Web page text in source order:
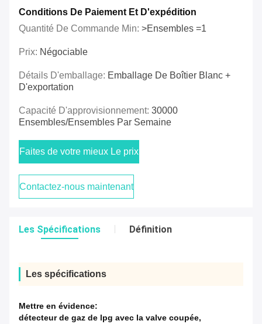
Conditions De Paiement Et D'expédition
Quantité De Commande Min: >Ensembles =1
Prix: Négociable
Détails D'emballage: Emballage De Boîtier Blanc +
D'exportation
Capacité D'approvisionnement: 30000
Ensembles/ensembles Par Semaine
Faites de votre mieux Le prix
Contactez-nous maintenant
Les Spécifications Définition
Les spécifications
Mettre en évidence:
détecteur de gaz de lpg avec la valve coupée,